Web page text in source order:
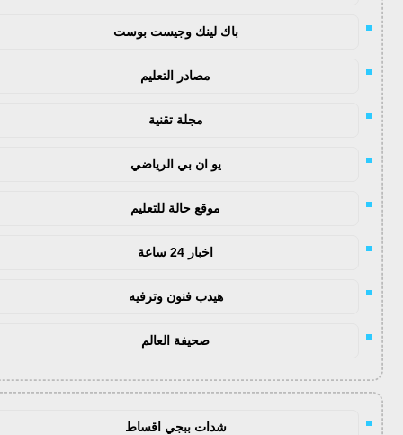
باك لينك وجيست بوست
مصادر التعليم
مجلة تقنية
يو ان بي الرياضي
موقع حالة للتعليم
اخبار 24 ساعة
هيدب فنون وترفيه
صحيفة العالم
شدات ببجي اقساط